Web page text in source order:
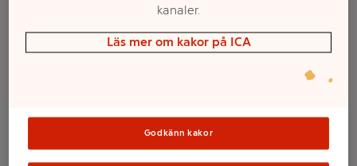
Välj butik Välj butik
kanaler.
Läs mer om kakor på ICA
Godkänn kakor